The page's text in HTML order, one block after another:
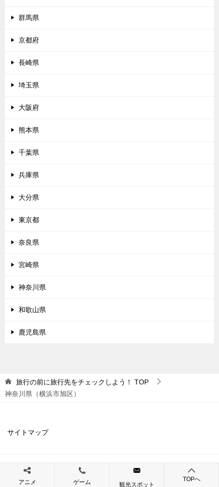
群馬県
京都府
長崎県
埼玉県
大阪府
熊本県
千葉県
兵庫県
大分県
東京都
奈良県
宮崎県
神奈川県
和歌山県
鹿児島県
旅行の前に旅行先をチェックしよう！
TOP
神奈川県（横浜市旭区）
サイトマップ
© 2019 旅行の前に旅行先をチェックしよう！
アニメ ゲーム 観光スポット
TOPへ